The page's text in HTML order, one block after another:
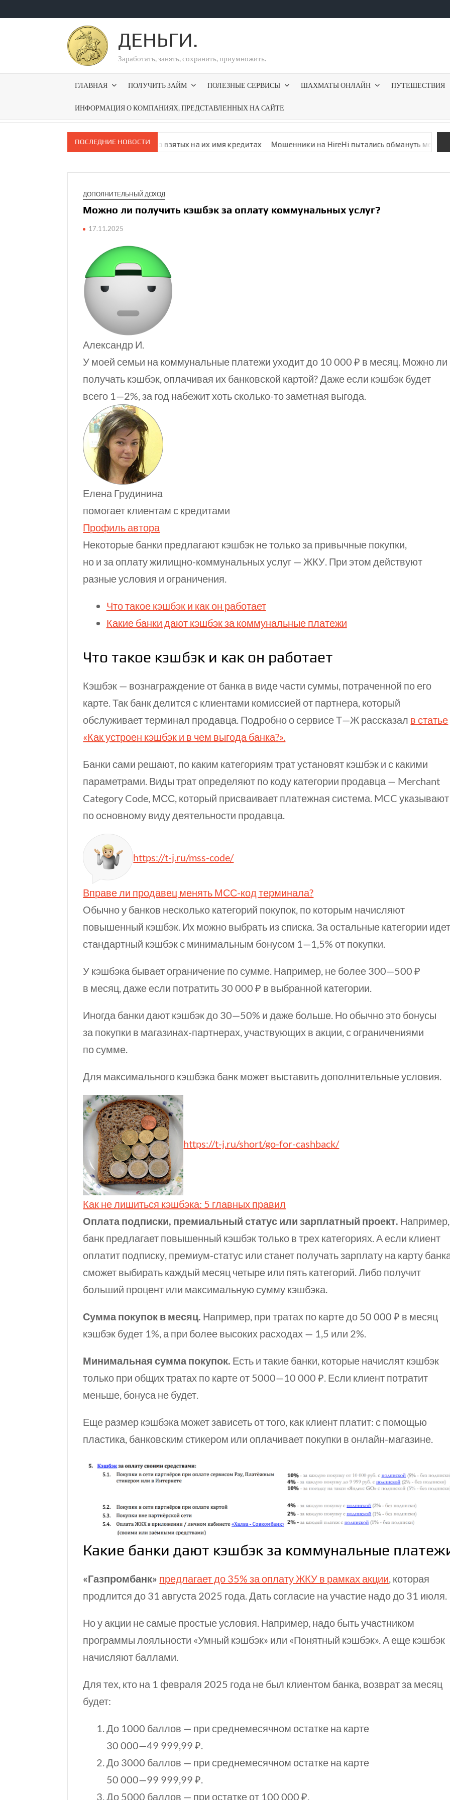
ДЕНЬГИ.
Заработать, занять, сохранить, приумножить.
ГЛАВНАЯ ПОЛУЧИТЬ ЗАЙМ ПОЛЕЗНЫЕ СЕРВИСЫ ШАХМАТЫ ОНЛАЙН ПУТЕШЕСТВИЯ
ИНФОРМАЦИЯ О КОМПАНИЯХ, ПРЕДСТАВЛЕННЫХ НА САЙТЕ
ПОСЛЕДНИЕ НОВОСТИ
на госус­луги уведомления о взятых на их имя кредитах Мошенники на HireHi пытались обмануть меня фальшивой
ДОПОЛНИТЕЛЬНЫЙ ДОХОД
Можно ли​ получить кэшбэк за оплату коммунальных услуг?
17.11.2025
Александр И.
У моей семьи на коммунальные платежи уходит до 10 000 ₽ в месяц. Можно ли
получать кэшбэк, оплачивая их банковской картой? Даже если кэшбэк будет
всего 1—2%, за год набежит хоть сколько-тозаметная выгода.
Елена Грудинина
помогает клиентам с кредитами
Профиль автора
Некоторые банки предлагают кэшбэк не только за привычные покупки,
но и за оплату жилищно-коммунальных услуг — ЖКУ. При этом действуют
разные условия и ограничения.
Что такое кэшбэк и как он работает
Какие банки дают кэшбэк за коммунальные платежи
Что такое кэшбэк и как он работает
Кэшбэк — вознаграждение от банка в виде части суммы, потраченной по его
карте. Так банк делится с клиентами комиссией от партнера, который
обслуживает терминал продавца. Подробно о сервисеТ⁠—⁠Ж рассказал в статье
«Как устроен кэшбэк и в чем выгода банка?».
Банки сами решают, по каким категориям трат установят кэшбэк и с какими
параметрами. Виды трат определяют по коду категории продавца — Merchant
Category Code, МСС, который присваивает платежная система. MCC указывают
по основному виду деятельности продавца.
https://t-j.ru/mss-code/
Вправе ли​ продавец менять МСС⁠-⁠код терминала?
Обычно у банков несколько категорий покупок, по которым начисляют
повышенный кэшбэк. Их можно выбрать из списка. За остальные категории
стандартный кэшбэк с минимальным бонусом 1—1,5% от покупки.
У кэшбэка бывает ограничение по сумме. Например, не более 300—500 ₽
в месяц, даже если потратить 30 000 ₽ в выбранной категории.
Иногда банки дают кэшбэк до 30—50% и даже больше. Но обычно это бонусы
за покупки в магазинах-партнерах, участвующих в акции, с ограничениями
по сумме.
Для максимального кэшбэка банк может выставить дополнительные условия.
https://t-j.ru/short/go-for-cashback/
Как не лишиться кэшбэка: 5 главных правил
Оплата подписки, премиальный статус или зарплатный проект. Например,
банк предлагает повышенный кэшбэк только в трех категориях. А если клиент
оплатит подписку, премиум-статус или станет получать зарплату на карту
сможет выбирать каждый месяц четыре или пять категорий. Либо получит
больший процент или максимальную сумму кэшбэка.
Сумма покупок в месяц. Например, при тратах по карте до 50 000 ₽ в месяц
кэшбэк будет 1%, а при более высоких расходах — 1,5 или 2%.
Минимальная сумма покупок. Есть и такие банки, которые начислят кэшбэк
только при общих тратах по карте от 5000—10 000 ₽ . Если клиент потратит
меньше, бонуса не будет.
Еще размер кэшбэка может зависеть от того, как клиент платит: с помощью
пластика, банковским стикером или оплачивает покупки в онлайн-магазине.
Какие банки дают кэшбэк за коммунальные
«Газпромбанк» предлагает до 35% за оплату ЖКУ в рамках акции, которая
продлится до 31 августа 2025 года. Дать согласие на участие надо до 31 июля.
Но у акции не самые простые условия. Например, надо быть участником
программы лояльности «Умный кэшбэк» или «Понятный кэшбэк». А еще кэшбэк
начисляют баллами.
Для тех, кто на 1 февраля 2025 года не был клиентом банка, возврат за месяц
будет:
До 1000 баллов — при среднемесячном остатке на карте
30 000—49 999,99 ₽.
До 3000 баллов — при среднемесячном остатке на карте
50 000—99 999,99 ₽.
До 5000 баллов — при остатке от 100 000 ₽.